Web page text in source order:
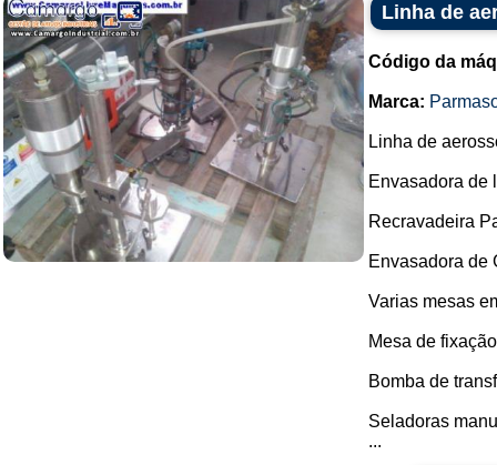
Linha de
Código da
Marca:
Linha de
Envasadora de
Recravadeira
Envasadora de
Varias mesas
Mesa de
Bomba de
Seladoras
...